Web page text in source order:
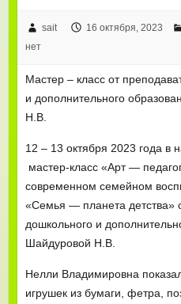
sait 16 октября, 2023
нет
Мастер – класс от
и дополнительного
Н.В.
12 – 13 октября 2023 года
мастер-класс «Арт —
современном семейном
«Семья — планета детства»
дошкольного и
Шайдуровой Н.В.
Нелли Владимировна
игрушек из бумаги, фетра,